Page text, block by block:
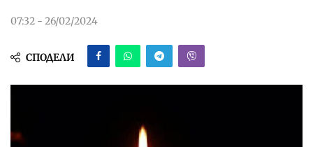
07:32 - 26/02/2024
СПОДЕЛИ